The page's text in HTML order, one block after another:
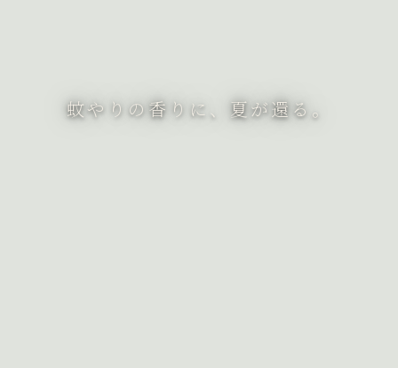
蚊やりの香りに、夏が還る。